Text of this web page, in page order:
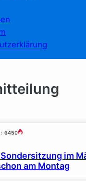
6450
im
am Montag